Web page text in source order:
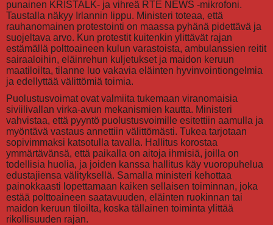
punainen KRISTALK- ja vihreä RTÉ NEWS -mikrofoni.
Taustalla näkyy Irlannin lippu. Ministeri toteaa, että
rauhanomainen protestointi on maassa pyhänä pidettävä ja
suojeltava arvo. Kun protestit kuitenkin ylittävät rajan
estämällä polttoaineen kulun varastoista, ambulanssien reitit
sairaaloihin, eläinrehun kuljetukset ja maidon keruun
maatiloilta, tilanne luo vakavia eläinten hyvinvointiongelmia
ja edellyttää välittömiä toimia.
Puolustusvoimat ovat valmiita tukemaan viranomaisia
siviilivallan virka-avun mekanismien kautta. Ministeri
vahvistaa, että pyyntö puolustusvoimille esitettiin aamulla ja
myöntävä vastaus annettiin välittömästi. Tukea tarjotaan
sopivimmaksi katsotulla tavalla. Hallitus korostaa
ymmärtävänsä, että paikalla on aitoja ihmisiä, joilla on
todellisia huolia, ja joiden kanssa hallitus käy vuoropuhelua
edustajiensa välityksellä. Samalla ministeri kehottaa
painokkaasti lopettamaan kaiken sellaisen toiminnan, joka
estää polttoaineen saatavuuden, eläinten ruokinnan tai
maidon keruun tiloilta, koska tällainen toiminta ylittää
rikollisuuden rajan.